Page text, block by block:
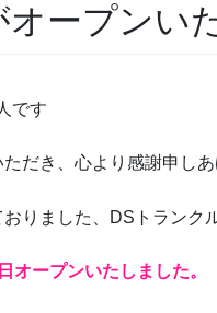
ープンい
です
だき、心より感謝申しあ
りました、DSトランク
オープンいたしました。